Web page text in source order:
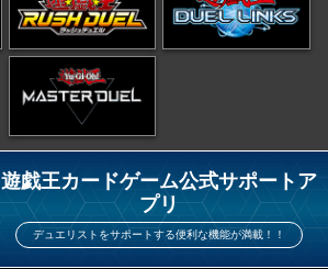
遊戯王カードゲーム公式サポートア
プリ
デュエリストをサポートする便利な機能が満載！！